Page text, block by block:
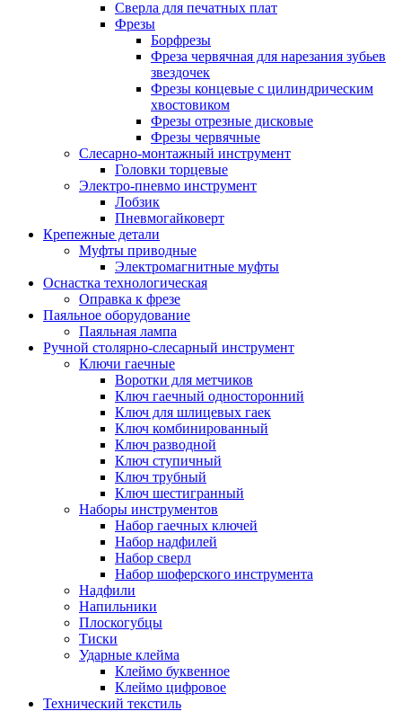
Сверла для печатных плат
Фрезы
Борфрезы
Фреза червячная для нарезания зубьев
звездочек
Фрезы концевые с цилиндрическим
хвостовиком
Фрезы отрезные дисковые
Фрезы червячные
Слесарно-монтажный инструмент
Головки торцевые
Электро-пневмо инструмент
Лобзик
Пневмогайковерт
Крепежные детали
Муфты приводные
Электромагнитные муфты
Оснастка технологическая
Оправка к фрезе
Паяльное оборудование
Паяльная лампа
Ручной столярно-слесарный инструмент
Ключи гаечные
Воротки для метчиков
Ключ гаечный односторонний
Ключ для шлицевых гаек
Ключ комбинированный
Ключ разводной
Ключ ступичный
Ключ трубный
Ключ шестигранный
Наборы инструментов
Набор гаечных ключей
Набор надфилей
Набор сверл
Набор шоферского инструмента
Надфили
Напильники
Плоскогубцы
Тиски
Ударные клейма
Клеймо буквенное
Клеймо цифровое
Технический текстиль